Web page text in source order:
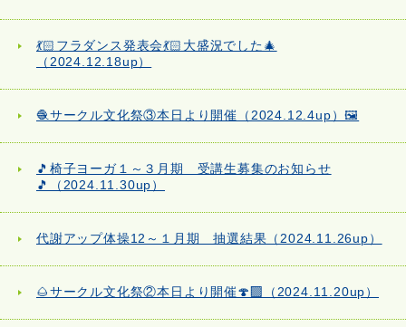
💃🏻フラダンス発表会💃🏻大盛況でした🎄
（2024.12.18up）
🧶サークル文化祭③本日より開催（2024.12.4up）🖼️
🎵椅子ヨーガ１～３月期 受講生募集のお知らせ
🎵（2024.11.30up）
代謝アップ体操12～１月期 抽選結果（2024.11.26up）
🌰サークル文化祭②本日より開催🍄‍🟫（2024.11.20up）